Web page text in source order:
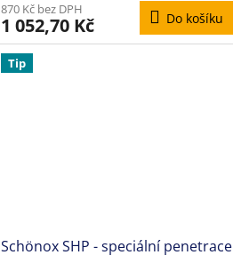
870 Kč bez DPH
1 052,70 Kč Do košíku
Tip
Schönox SHP - speciální penetrace